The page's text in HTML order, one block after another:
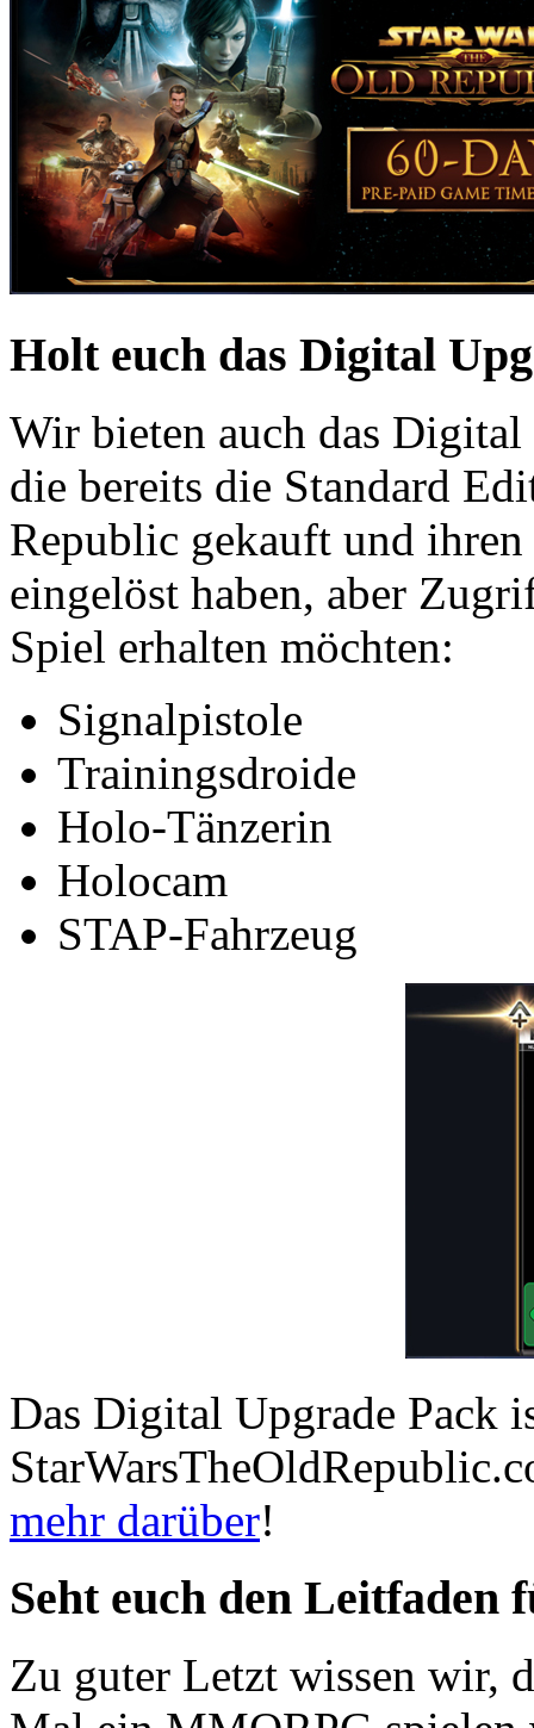
Holt euch das Digital
Wir bieten auch das
die bereits die Standard
Republic gekauft und
eingelöst haben, aber
Spiel erhalten möchten:
Signalpistole
Trainingsdroide
Holo-Tänzerin
Holocam
STAP-Fahrzeug
Das Digital Upgrade Pack
mehr darüber!
Seht euch den Leitfaden
Zu guter Letzt wissen wir,